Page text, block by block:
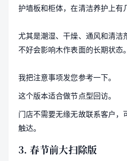
护墙板和柜体，在清洁养护上有
尤其是潮湿、干燥、通风和清洁
不好会影响木作表面的长期状态。
我把注意事项发您参考一下。
这个版本适合做节点型回访。
门店不需要无缘无故联系客户，
触达。
3. 春节前大扫除版